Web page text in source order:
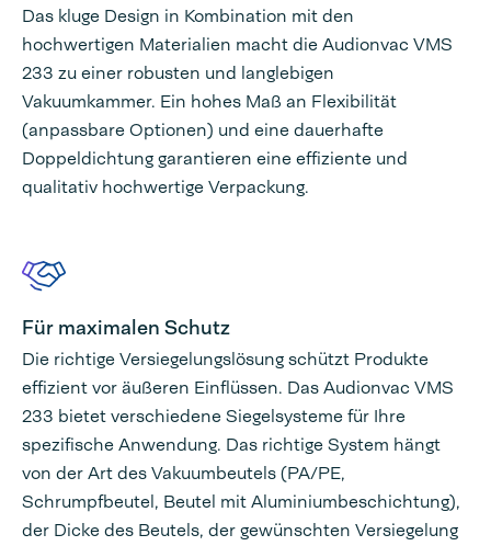
Das kluge Design in Kombination mit den
hochwertigen Materialien macht die Audionvac VMS
233 zu einer robusten und langlebigen
Vakuumkammer. Ein hohes Maß an Flexibilität
(anpassbare Optionen) und eine dauerhafte
Doppeldichtung garantieren eine effiziente und
qualitativ hochwertige Verpackung.
Für maximalen Schutz
Die richtige Versiegelungslösung schützt Produkte
effizient vor äußeren Einflüssen. Das Audionvac VMS
233 bietet verschiedene Siegelsysteme für Ihre
spezifische Anwendung. Das richtige System hängt
von der Art des Vakuumbeutels (PA/PE,
Schrumpfbeutel, Beutel mit Aluminiumbeschichtung),
der Dicke des Beutels, der gewünschten Versiegelung